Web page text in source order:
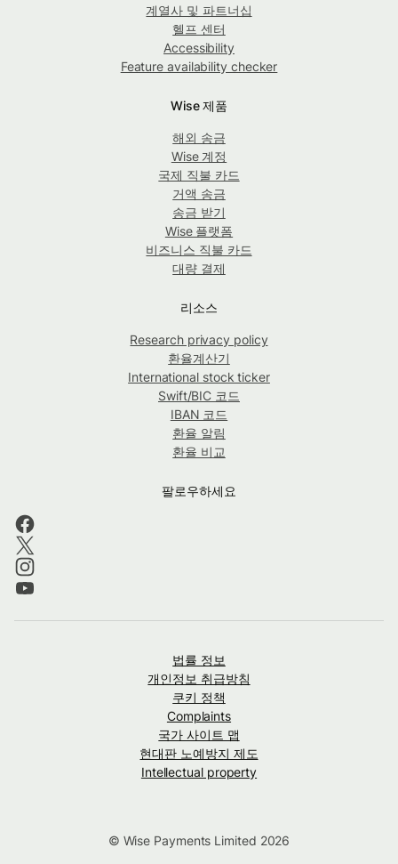
계열사 및 파트너십
헬프 센터
Accessibility
Feature availability checker
Wise 제품
해외 송금
Wise 계정
국제 직불 카드
거액 송금
송금 받기
Wise 플랫폼
비즈니스 직불 카드
대량 결제
리소스
Research privacy policy
환율계산기
International stock ticker
Swift/BIC 코드
IBAN 코드
환율 알림
환율 비교
팔로우하세요
법률 정보
개인정보 취급방침
쿠키 정책
Complaints
국가 사이트 맵
현대판 노예방지 제도
Intellectual property
© Wise Payments Limited 2026